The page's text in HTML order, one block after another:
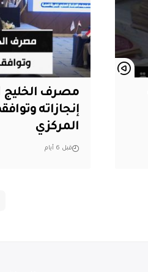
مصرف الخليج
إنجازاته
المركزي
قبل 6 أيام